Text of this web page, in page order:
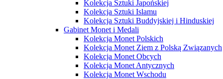
Kolekcja Sztuki Japońskiej
Kolekcja Sztuki Islamu
Kolekcja Sztuki Buddyjskiej i Hinduskiej
Gabinet Monet i Medali
Kolekcja Monet Polskich
Kolekcja Monet Ziem z Polską Związanych
Kolekcja Monet Obcych
Kolekcja Monet Antycznych
Kolekcja Monet Wschodu